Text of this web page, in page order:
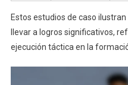
Estos estudios de caso
llevar a logros significativos,
ejecución táctica en la